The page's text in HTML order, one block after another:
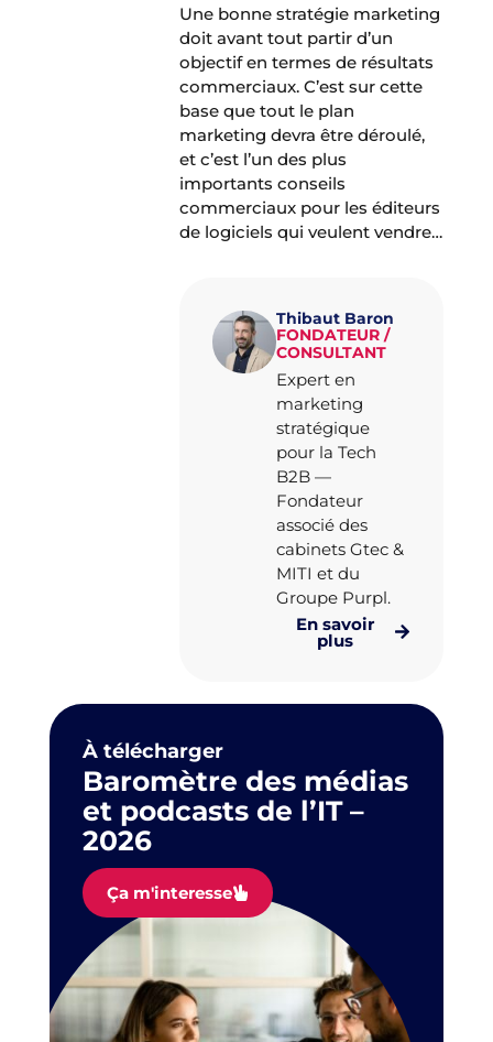
Une bonne stratégie marketing
doit avant tout partir d’un
objectif en termes de résultats
commerciaux. C’est sur cette
base que tout le plan
marketing devra être déroulé,
et c’est l’un des plus
importants conseils
commerciaux pour les éditeurs
de logiciels qui veulent vendre…
Thibaut Baron
FONDATEUR /
CONSULTANT
Expert en
marketing
stratégique
pour la Tech
B2B —
Fondateur
associé des
cabinets Gtec &
MITI et du
Groupe Purpl.
En savoir
plus
À télécharger
Baromètre des médias
et podcasts de l’IT –
2026
Ça m'interesse